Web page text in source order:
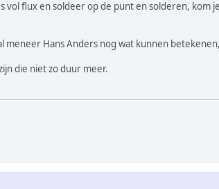
vol flux en soldeer op de punt en solderen, kom
Hans Anders nog wat kunnen
die niet zo duur meer.